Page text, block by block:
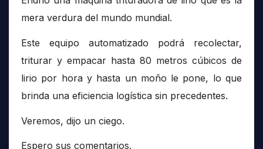
mera verdura del mundo mundial.
Este equipo automatizado podrá recolectar,
triturar y empacar hasta 80 metros cúbicos de
lirio por hora y hasta un moño le pone, lo que
brinda una eficiencia logística sin precedentes.
Veremos, dijo un ciego.
Espero sus comentarios.